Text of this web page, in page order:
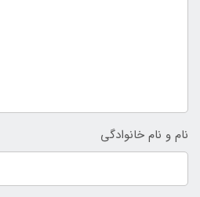
نام و نام خانوادگی